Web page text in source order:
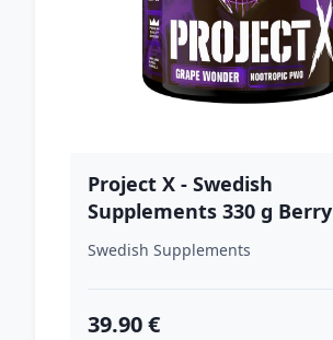
Project X - Swedish
Supplements 330 g Berry
Blaster
Swedish Supplements
39.90 €